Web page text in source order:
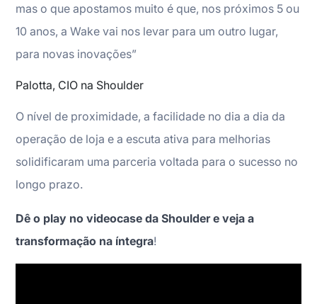
mas o que apostamos muito é que, nos próximos 5 ou
10 anos, a Wake vai nos levar para um outro lugar,
para novas inovações”
Palotta, CIO na Shoulder
O nível de proximidade, a facilidade no dia a dia da
operação de loja e a escuta ativa para melhorias
solidificaram uma parceria voltada para o sucesso no
longo prazo.
Dê o play no videocase da Shoulder e veja a
transformação na íntegra!